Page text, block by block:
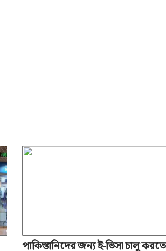
পাকিস্তানিদের জন্য ই-ভিসা চালু করতে